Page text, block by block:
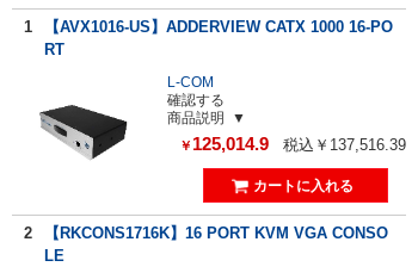
1
【AVX1016-US】ADDERVIEW CATX 1000 16-PO
RT
L-COM
確認する
商品説明
￥ 125,014.9 税込￥137,516.39
2
【RKCONS1716K】16 PORT KVM VGA CONSO
LE